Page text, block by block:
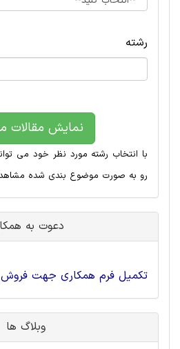
رشته
نمایش مقالات
با انتخاب رشته مورد نظر خود می
رو به صورت موضوع بندی شده
دعوت به
تکمیل فرم همکاری جهت فروش
وبلاگ ها